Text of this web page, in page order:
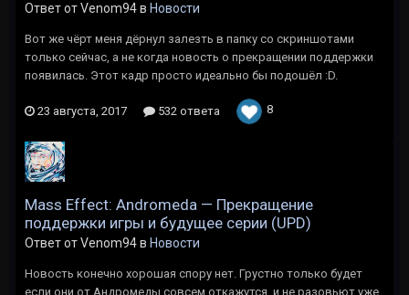
Ответ от Venom94 в Новости
Вот же чёрт меня дёрнул залезть в папку со скриншотами
только сейчас, а не когда новость о прекращении поддержки
появилась. Этот кадр просто идеально бы подошёл :D.
23 августа, 2017 532 ответа 8
Mass Effect: Andromeda — Прекращение
поддержки игры и будущее серии (UPD)
Ответ от Venom94 в Новости
Новость конечно хорошая спору нет. Грустно только будет
если они от Андромеды совсем откажутся, и не разовьют уже